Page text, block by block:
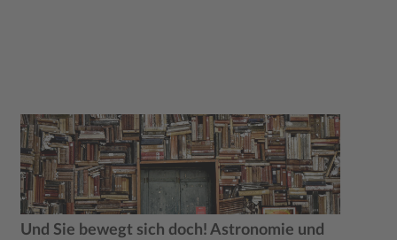
Und Sie bewegt sich doch! Astronomie und